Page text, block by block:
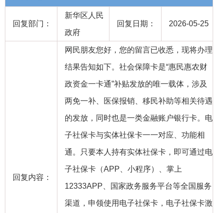
回复部门：
新华区人民
政府
回复日期： 2026-05-25
回复内容：
网民朋友您好，您的留言已收悉，现将办理
结果告知如下。社会保障卡是“惠民惠农财
政资金一卡通”补贴发放的唯一载体，涉及
两免一补、医保报销、移民补助等相关待遇
的发放，同时也是一类金融账户银行卡。电
子社保卡与实体社保卡一一对应、功能相
通。只要本人持有实体社保卡，即可通过电
子社保卡（APP、小程序）、掌上
12333APP、国家政务服务平台等全国服务
渠道，申领使用电子社保卡，电子社保卡激